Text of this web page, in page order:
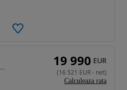
1498 cm3 • 150 CP • Automata - Posibilitate Buy Back / Rate Avans 0% / Garantie 36 Luni 19 990 EUR
(16 521 EUR- net)
Calculeaza rata